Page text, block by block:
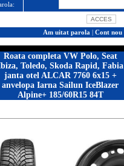
Am uitat parola | Cont nou
Roata completa VW Polo, Seat
Toledo, Skoda Rapid, Fabia
janta otel ALCAR 7760 6x15 +
anvelopa Iarna Sailun IceBlazer
Alpine+ 185/60R15 84T